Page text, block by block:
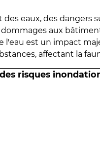
des eaux, des dangers
aux
l'eau est un impact
affectant la
risques